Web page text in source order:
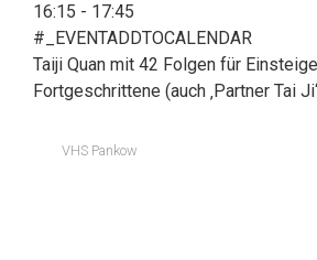
16:15 - 17:45
#_EVENTADDTOCALENDAR
Taiji Quan mit 42 Folgen für
Fortgeschrittene (auch ‚Partner Tai
VHS Pankow